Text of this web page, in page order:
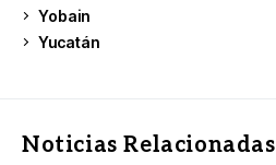
Yobain
Yucatán
Noticias Relacionadas